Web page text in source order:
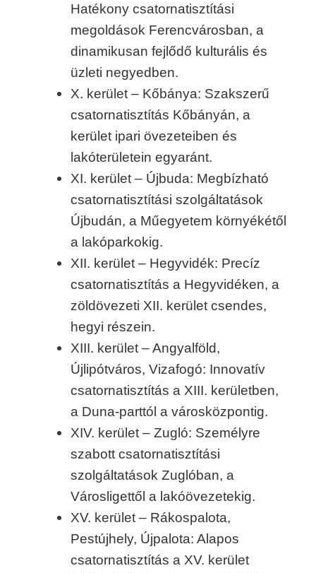
Hatékony csatornatisztítási
megoldások Ferencvárosban, a
dinamikusan fejlődő kulturális és
üzleti negyedben.
X. kerület – Kőbánya: Szakszerű
csatornatisztítás Kőbányán, a
kerület ipari övezeteiben és
lakóterületein egyaránt.
XI. kerület – Újbuda: Megbízható
csatornatisztítási szolgáltatások
Újbudán, a Műegyetem környékétől
a lakóparkokig.
XII. kerület – Hegyvidék: Precíz
csatornatisztítás a Hegyvidéken, a
zöldövezeti XII. kerület csendes,
hegyi részein.
XIII. kerület – Angyalföld,
Újlipótváros, Vizafogó: Innovatív
csatornatisztítás a XIII. kerületben,
a Duna-parttól a városközpontig.
XIV. kerület – Zugló: Személyre
szabott csatornatisztítási
szolgáltatások Zuglóban, a
Városligettől a lakóövezetekig.
XV. kerület – Rákospalota,
Pestújhely, Újpalota: Alapos
csatornatisztítás a XV. kerület